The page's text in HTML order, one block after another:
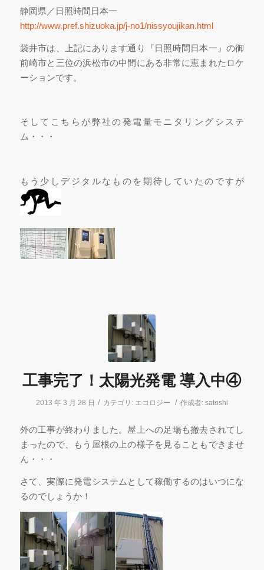
静岡県／日照時間日本一
http://www.pref.shizuoka.jp/j-no1/nissyoujikan.html
袋井市は、上記にあります通り『日照時間日本一』の御
前崎市と三位の浜松市の中間にある非常に恵まれたロケ
ーションです。
そしてこちらが弊社の発電量モニタリングシステ
ム・・・
もう少しデジタルなものを期待していたのですが
工事完了！太陽光発電 導入中④
2013 年 3 月 28 日 / カテゴリ: エコロジー / 作成者: satoshi
外の工事が終わりました。屋上への足場も撤去されてし
まったので、もう屋根の上の様子を見ることもできませ
ん・・・
さて、実際に発電システムとして稼働するのはいつにな
るのでしょうか！